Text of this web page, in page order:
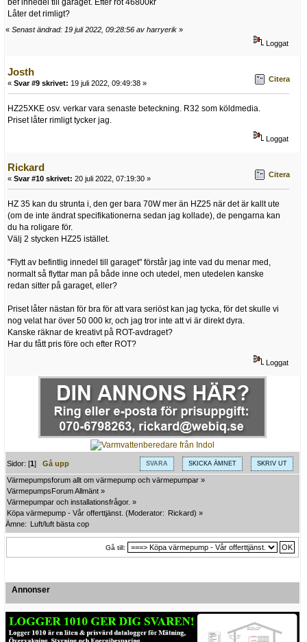
Låter det rimligt?
« Senast ändrad: 19 juli 2022, 09:28:56 av harryerik »
Loggat
Josth
« Svar #9 skrivet: 19 juli 2022, 09:49:38 » Citera
HZ25XKE osv. verkar vara senaste beteckning. R32 som köldmedia.
Priset låter rimligt tycker jag.
Loggat
Rickard
« Svar #10 skrivet: 20 juli 2022, 07:19:30 » Citera
HZ 35 kan du strunta i, den ger bara 70W mer än HZ25 när det är kallt ute
(om de inte ändrat specifikationerna sedan jag kollade), de pengarna kan
du ha roligare för.
Välj 2 stycken HZ25 istället.
"Flytt av befintlig innedel till garaget" förstår jag inte vad du menar med,
normalt så flyttar man på både inne och utedel, men utedelen kanske
redan sitter på garaget, eller?
Priset låter nästan för bra för att vara seriöst kan jag tycka, för det skulle vi
nog velat har över 50 000 kr, och jag tror inte att vi är direkt dyra.
Kanske räknar de kreativt på ROT-avdraget?
Har du fått pris före och efter ROT?
Loggat
SVARA SKICKA ÄMNET SKRIV UT
Sidor: [1]Gå upp
Värmepumpsforum allt om värmepump och värmepumpar »
VärmepumpsForum Allmänt »
Värmepumpar och installationsfrågor. »
Köpa värmepump - Vår offerttjänst. (Moderator: Rickard) »
Ämne: Luft/luft bästa cop
Gå till:
Annonser